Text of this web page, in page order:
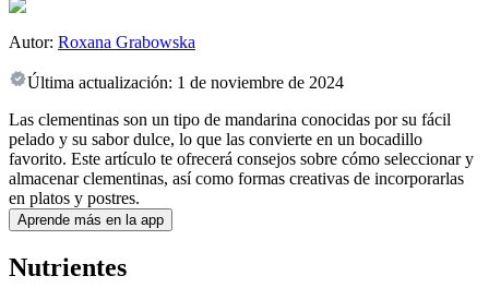
Autor: Roxana Grabowska
Última actualización: 1 de noviembre de 2024
Las clementinas son un tipo de mandarina conocidas por su fácil
pelado y su sabor dulce, lo que las convierte en un bocadillo
favorito. Este artículo te ofrecerá consejos sobre cómo seleccionar y
almacenar clementinas, así como formas creativas de incorporarlas
en platos y postres.
Aprende más en la app
Nutrientes